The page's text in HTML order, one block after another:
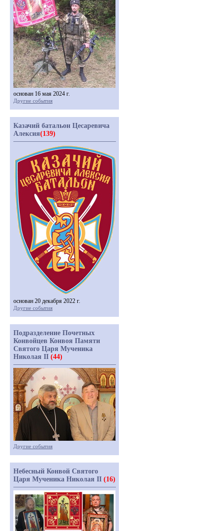
основан 16 мая 2024 г.
Другие события
Казачий батальон Цесаревича
Алексия(139)
основан 20 декабря 2022 г.
Другие события
Подразделение Почетных
Конвойцев Конвоя Памяти
Святого Царя Мученика
Николая II (44)
Другие события
Небесный Конвой Святого
Царя Мученика Николая II (16)